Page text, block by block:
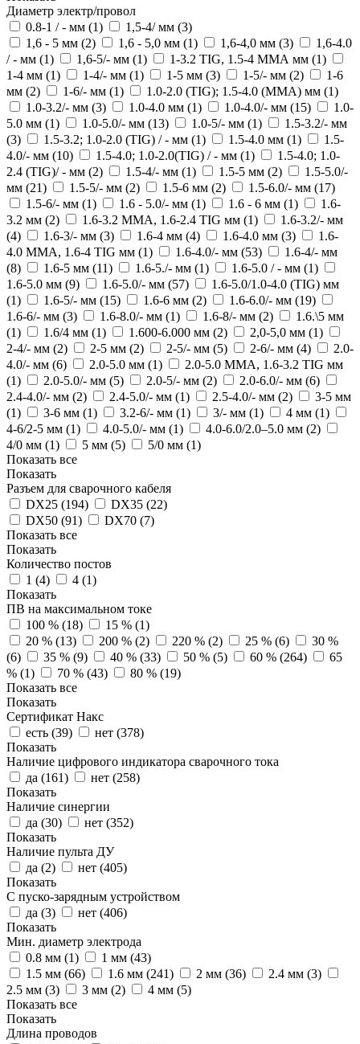
Диаметр электр/провол
0.8-1 / - мм (1) 1,5-4/ мм (3)
1,6 - 5 мм (2) 1,6 - 5,0 мм (1) 1,6-4,0 мм (3)
1,6-4.0
/ - мм (1) 1,6-5/- мм (1) 1-3.2 TIG, 1.5-4 ММА мм (1)
1-4 мм (1) 1-4/- мм (1) 1-5 мм (3) 1-5/- мм (2)
1-6
мм (2) 1-6/- мм (1) 1.0-2.0 (TIG); 1.5-4.0 (ММА) мм (1)
1.0-3.2/- мм (3) 1.0-4.0 мм (1) 1.0-4.0/- мм (15)
1.0-
5.0 мм (1) 1.0-5.0/- мм (13) 1.0-5/- мм (1)
1.5-3.2/- мм
(3) 1.5-3.2; 1.0-2.0 (TIG) / - мм (1) 1.5-4.0 мм (1)
1.5-
4.0/- мм (10) 1.5-4.0; 1.0-2.0(TIG) / - мм (1)
1.5-4.0; 1.0-
2.4 (TIG)/ - мм (2) 1.5-4/- мм (1) 1.5-5 мм (2)
1.5-5.0/-
мм (21) 1.5-5/- мм (2) 1.5-6 мм (2) 1.5-6.0/- мм (17)
1.5-6/- мм (1) 1.6 - 5.0/- мм (1) 1.6 - 6 мм (1)
1.6-
3.2 мм (2) 1.6-3.2 ММА, 1.6-2.4 TIG мм (1)
1.6-3.2/- мм
(4) 1.6-3/- мм (3) 1.6-4 мм (4) 1.6-4.0 мм (3)
1.6-
4.0 ММА, 1.6-4 TIG мм (1) 1.6-4.0/- мм (53)
1.6-4/- мм
(8) 1.6-5 мм (11) 1.6-5./- мм (1) 1.6-5.0 / - мм (1)
1.6-5.0 мм (9) 1.6-5.0/- мм (57)
1.6-5.0/1.0-4.0 (TIG) мм
(1) 1.6-5/- мм (15) 1.6-6 мм (2) 1.6-6.0/- мм (19)
1.6-6/- мм (3) 1.6-8.0/- мм (1) 1.6-8/- мм (2)
1.6.\5 мм
(1) 1.6/4 мм (1) 1.600-6.000 мм (2) 2,0-5,0 мм (1)
2-4/- мм (2) 2-5 мм (2) 2-5/- мм (5) 2-6/- мм (4)
2.0-
4.0/- мм (6) 2.0-5.0 мм (1)
2.0-5.0 ММА, 1.6-3.2 TIG мм
(1) 2.0-5.0/- мм (5) 2.0-5/- мм (2) 2.0-6.0/- мм (6)
2.4-4.0/- мм (2) 2.4-5.0/- мм (1) 2.5-4.0/- мм (2)
3-5 мм
(1) 3-6 мм (1) 3.2-6/- мм (1) 3/- мм (1) 4 мм (1)
4-6/2-5 мм (1) 4.0-5.0/- мм (1) 4.0-6.0/2.0–5.0 мм (2)
4/0 мм (1) 5 мм (5) 5/0 мм (1)
Показать все
Показать
Разъем для сварочного кабеля
DX25 (194) DX35 (22)
DX50 (91) DX70 (7)
Показать все
Показать
Количество постов
1 (4) 4 (1)
Показать
ПВ на максимальном токе
100 % (18) 15 % (1)
20 % (13) 200 % (2) 220 % (2) 25 % (6)
30 %
(6) 35 % (9) 40 % (33) 50 % (5) 60 % (264)
65
% (1) 70 % (43) 80 % (19)
Показать все
Показать
Сертификат Накс
есть (39) нет (378)
Показать
Наличие цифрового индикатора сварочного тока
да (161) нет (258)
Показать
Наличие синергии
да (30) нет (352)
Показать
Наличие пульта ДУ
да (2) нет (405)
Показать
С пуско-зарядным устройством
да (3) нет (406)
Показать
Мин. диаметр электрода
0.8 мм (1) 1 мм (43)
1.5 мм (66) 1.6 мм (241) 2 мм (36) 2.4 мм (3)
2.5 мм (3) 3 мм (2) 4 мм (5)
Показать все
Показать
Длина проводов